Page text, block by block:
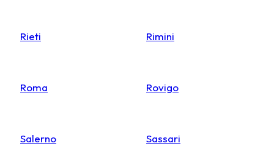
Rieti Rimini
Roma Rovigo
Salerno Sassari